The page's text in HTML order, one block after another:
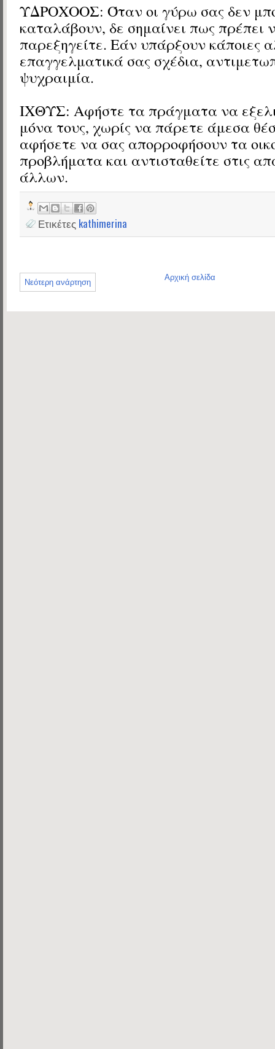
ΥΔΡΟΧΟΟΣ: Όταν οι γύρω σας δεν
καταλάβουν, δε σημαίνει πως πρέπει
παρεξηγείτε. Εάν υπάρξουν κάποιες
επαγγελματικά σας σχέδια,
ψυχραιμία.
ΙΧΘΥΣ: Αφήστε τα πράγματα να
μόνα τους, χωρίς να πάρετε άμεσα
αφήσετε να σας απορροφήσουν τα
προβλήματα και αντισταθείτε στις
άλλων.
Ετικέτες kathimerina
Νεότερη ανάρτηση
Αρχική σελίδα